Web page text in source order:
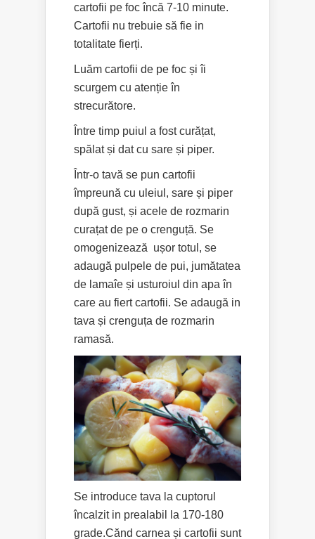
cartofii pe foc încă 7-10 minute.
Cartofii nu trebuie să fie in
totalitate fierți.
Luăm cartofii de pe foc și îi
scurgem cu atenție în
strecurătore.
Între timp puiul a fost curățat,
spălat și dat cu sare și piper.
Într-o tavă se pun cartofii
împreună cu uleiul, sare și piper
după gust, și acele de rozmarin
curațat de pe o crenguță. Se
omogenizează ușor totul, se
adaugă pulpele de pui, jumătatea
de lamaîe și usturoiul din apa în
care au fiert cartofii. Se adaugă in
tava și crenguța de rozmarin
ramasă.
Se introduce tava la cuptorul
încalzit in prealabil la 170-180
grade.Cănd carnea și cartofii sunt